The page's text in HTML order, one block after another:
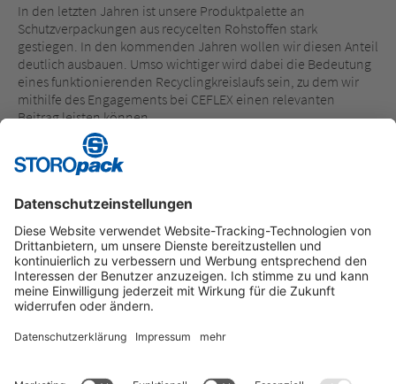
In den letzten Jahren ist unsere Produktpalette an
Schutzverpackungen aus recycelten Rohstoffen stark
gestiegen. In den kommenden Jahren wollen wir diesen Anteil
deutlich ausbauen. Umso wichtiger wird dabei die Bedeutung
eines funktionierenden Recyclingkreislaufs sein, zu dem wir
mithilfe des Engagements bei CEFLEX einen relevanten
Beitrag leisten können.
Weitere Informationen zu CEFLEX finden Sie unter:
www.ceflex.eu
Instagram LinkedIn Vimeo
YouTube Glassdoor
Kununu